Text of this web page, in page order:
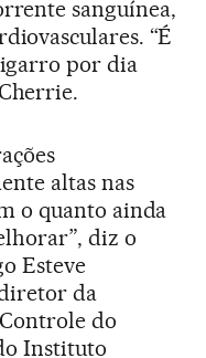
sanguínea,
“É
por dia
altas nas
o quanto ainda
diz o
Esteve
da
do
Instituto